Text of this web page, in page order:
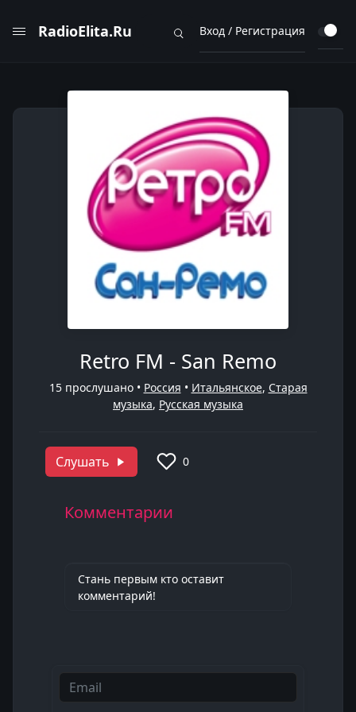
RadioElita.Ru Вход / Регистрация
Retro FM - San Remo
15прослушано • Россия • Итальянское, Старая
музыка, Русская музыка
Слушать 0
Комментарии
Стань первым кто оставит
комментарий!